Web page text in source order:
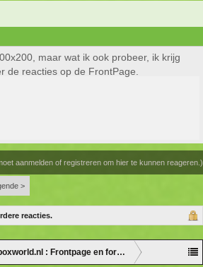
maar wat ik ook probeer, ik krijg
de reacties op de FrontPage.
aanmelden of registreren om hier te kunnen reageren.)
>
reacties.
: Frontpage en forum discussie